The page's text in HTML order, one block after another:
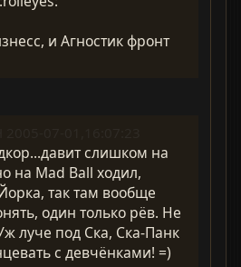
и Агностик фронт
слишком на
на Mad Ball ходил,
так там вообще
один только рёв. Не
луче под Ска, Ска-Панк
с девчёнками! =)